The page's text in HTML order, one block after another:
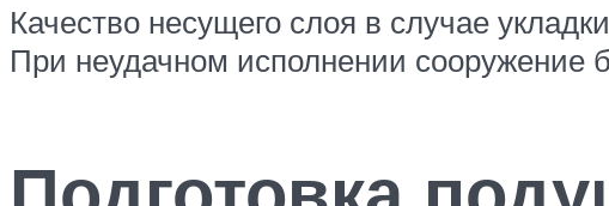
Качество несущего слоя в случае
При неудачном исполнении сооружение